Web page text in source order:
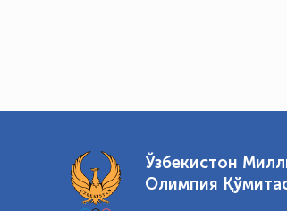
Ўзбекистон
Олимпия